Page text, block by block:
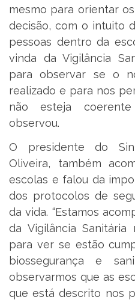
mesmo para orientar
decisão, com o intuito
pessoas dentro da
vinda da Vigilância
para observar se o
realizado e para nos
não esteja
observou.
O presidente do
Oliveira, também
escolas e falou da
dos protocolos de
da vida. “Estamos
da Vigilância Sanitária
para ver se estão
biossegurança e
observarmos que as
que está descrito nos